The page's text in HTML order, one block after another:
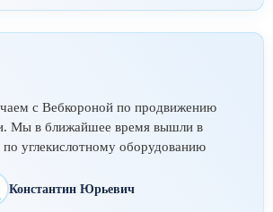
с Вебкороной по продвижению
Мы в ближайшее время вышли в
углекислотному оборудованию
Константин Юрьевич